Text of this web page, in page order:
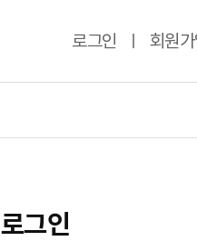
로그인 회원
로그인